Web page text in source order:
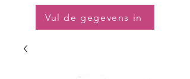
Vul de gegevens in